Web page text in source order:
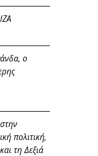
ο
πολιτική,
τη Δεξιά